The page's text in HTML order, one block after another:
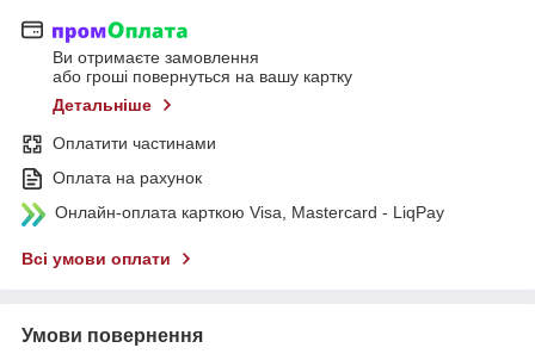
Ви отримаєте замовлення
або гроші повернуться на вашу картку
Детальніше
Оплатити частинами
Оплата на рахунок
Онлайн-оплата карткою Visa, Mastercard - LiqPay
Всі умови оплати
Умови повернення